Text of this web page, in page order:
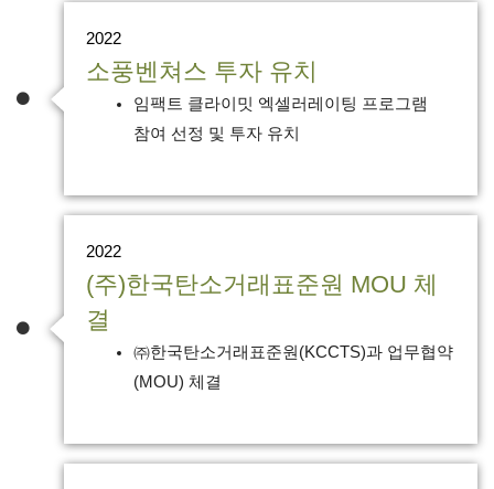
2022
소풍벤쳐스 투자 유치
임팩트 클라이밋 엑셀러레이팅 프로그램
참여 선정 및 투자 유치
2022
(주)한국탄소거래표준원 MOU 체
결
㈜한국탄소거래표준원(KCCTS)과 업무협약
(MOU) 체결